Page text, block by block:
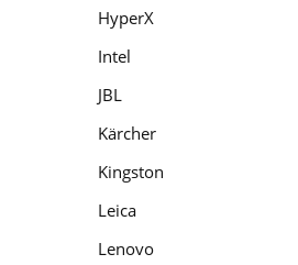
HyperX
Intel
JBL
Kärcher
Kingston
Leica
Lenovo